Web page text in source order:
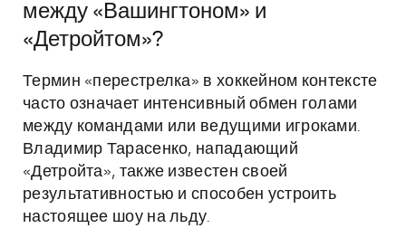
между «Вашингтоном» и
«Детройтом»?
Термин «перестрелка» в хоккейном контексте
часто означает интенсивный обмен голами
между командами или ведущими игроками.
Владимир Тарасенко, нападающий
«Детройта», также известен своей
результативностью и способен устроить
настоящее шоу на льду.